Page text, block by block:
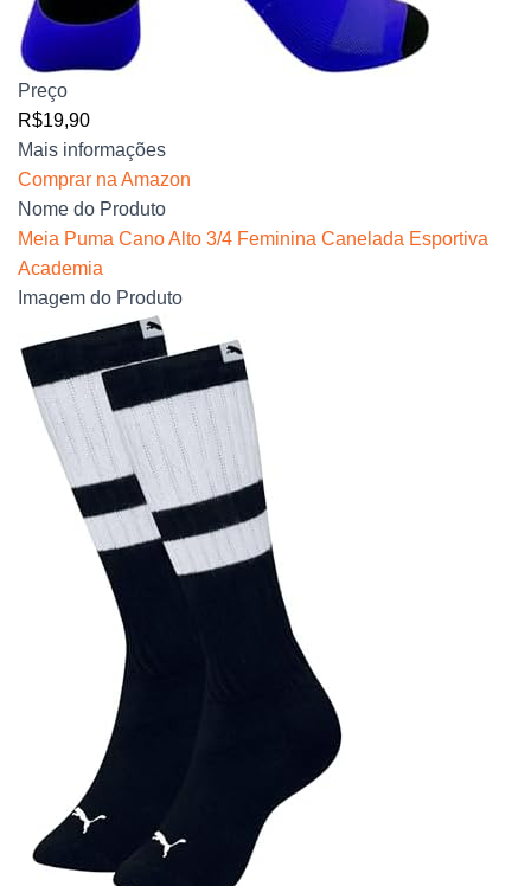
Preço
R$19,90
Mais informações
Comprar na Amazon
Nome do Produto
Meia Puma Cano Alto 3/4 Feminina Canelada Esportiva
Academia
Imagem do Produto